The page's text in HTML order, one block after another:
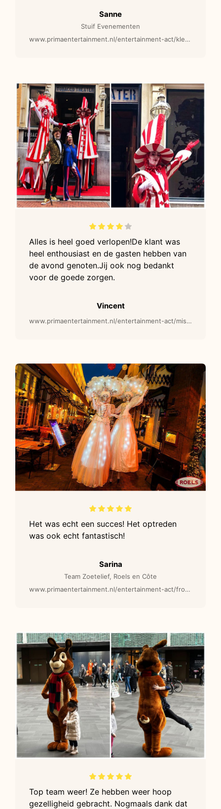
Sanne
Stuif Evenementen
www.primaentertainment.nl/entertainment-act/kleurrijke-fiets-parade-circus-acts/
Alles is heel goed verlopen!De klant was
heel enthousiast en de gasten hebben van
de avond genoten.Jij ook nog bedankt
voor de goede zorgen.
Vincent
www.primaentertainment.nl/entertainment-act/miss-mister-rood-wit-steltenlopers/
Het was echt een succes! Het optreden
was ook echt fantastisch!
Sarina
Team Zoetelief, Roels en Côte
www.primaentertainment.nl/entertainment-act/frozen-by-night-steltenlopers
Top team weer! Ze hebben weer hoop
gezelligheid gebracht. Nogmaals dank dat